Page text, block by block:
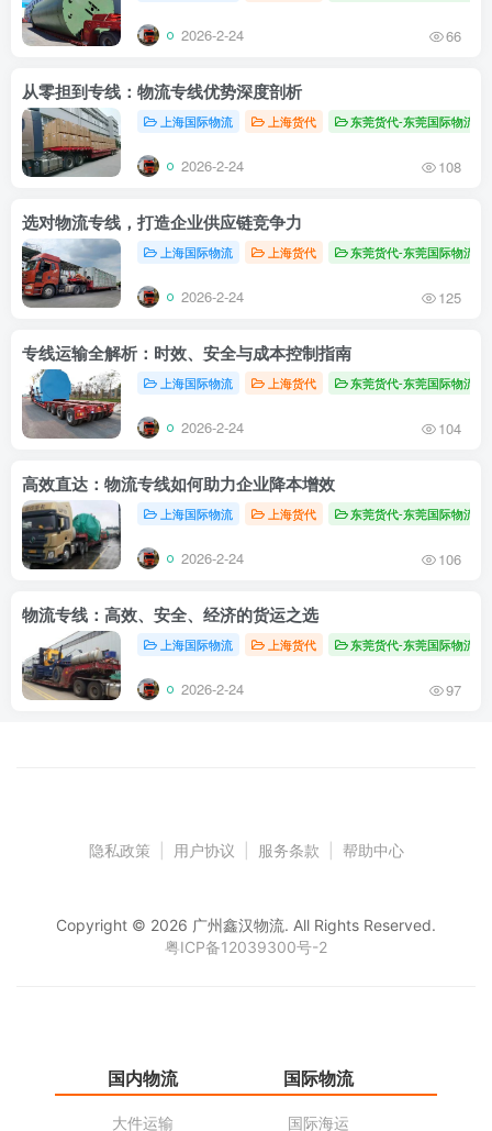
2026-2-24 66
从零担到专线：物流专线优势深度剖析
上海国际物流 上海货代 东莞货代-东莞国际物流
2026-2-24 108
选对物流专线，打造企业供应链竞争力
上海国际物流 上海货代 东莞货代-东莞国际物流
2026-2-24 125
专线运输全解析：时效、安全与成本控制指南
上海国际物流 上海货代 东莞货代-东莞国际物流
2026-2-24 104
高效直达：物流专线如何助力企业降本增效
上海国际物流 上海货代 东莞货代-东莞国际物流
2026-2-24 106
物流专线：高效、安全、经济的货运之选
上海国际物流 上海货代 东莞货代-东莞国际物流
2026-2-24 97
隐私政策 用户协议 服务条款 帮助中心
Copyright © 2026 广州鑫汉物流. All Rights Reserved.
粤ICP备12039300号-2
国内物流
大件运输
国际物流
国际海运